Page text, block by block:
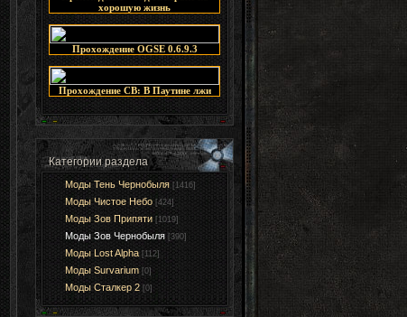
хорошую жизнь
Прохождение OGSE 0.6.9.3
Прохождение СВ: В Паутине лжи
Категории раздела
Моды Тень Чернобыля [1416]
Моды Чистое Небо [424]
Моды Зов Припяти [1019]
Моды Зов Чернобыля [390]
Моды Lost Alpha [112]
Моды Survarium [0]
Моды Cталкер 2 [0]